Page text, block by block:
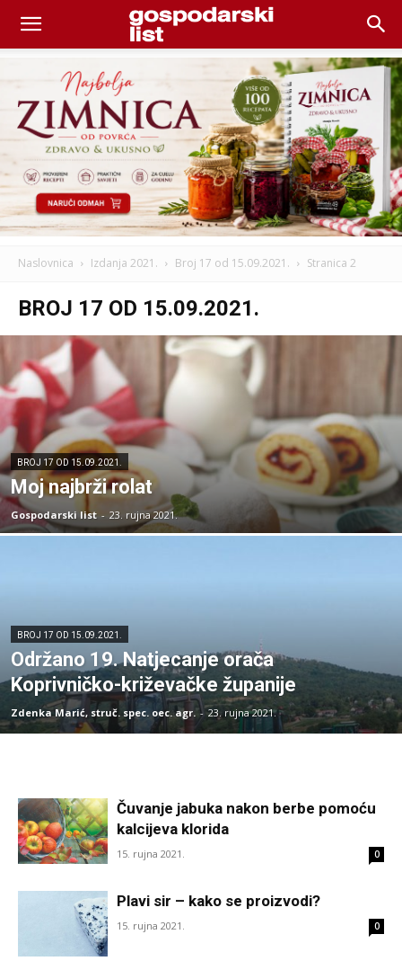
Naslovnica Izdanja 2021. Broj 17 od 15.09.2021. Stranica 2
BROJ 17 OD 15.09.2021.
BROJ 17 OD 15.09.2021.
Moj najbrži rolat
Gospodarski list - 23. rujna 2021.
BROJ 17 OD 15.09.2021.
Održano 19. Natjecanje orača
Koprivničko-križevačke županije
Zdenka Marić, struč. spec. oec. agr. - 23. rujna 2021.
Čuvanje jabuka nakon berbe pomoću
kalcijeva klorida
15. rujna 2021. 0
Plavi sir – kako se proizvodi?
15. rujna 2021. 0